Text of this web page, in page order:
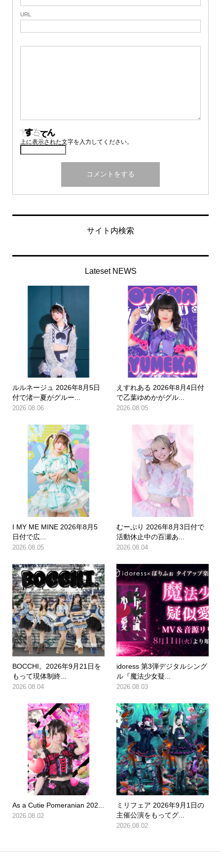
URL
上に表示された文字を入力してください。
サイト内検索
Lateset NEWS
ルルネージュ 2026年8月5日
付で渚一夏がグルー...
2026.08.06
えすれある 2026年8月4日付
で乙葉ゆめかがグル...
2026.08.05
I MY ME MINE 2026年8月5
日付で広...
2026.08.05
むーぷり 2026年8月3日付で
活動休止中の百瀬あ...
2026.08.04
BOCCHI。2026年9月21日を
もって現体制終...
2026.08.04
idoress 第3弾デジタルシング
ル『魔法少女疑...
2026.08.03
As a Cutie Pomeranian 202...
2026.08.02
ミリフェア 2026年9月1日の
主催公演をもってグ...
2026.08.02